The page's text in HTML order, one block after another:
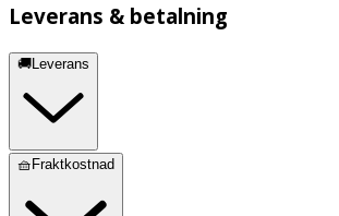
Leverans & betalning
🚚Leverans
🧺Fraktkostnad